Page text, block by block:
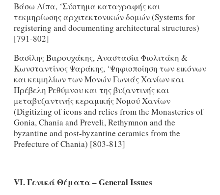
Βάσω Λίπα, ‘Σύστημα καταγραφής και
τεκμηρίωσης αρχιτεκτονικών δομών (Systems for
registering and documenting architectural structures)
[791-802]
Βασίλης Βαρουχάκης, Αναστασία Φιολιτάκη &
Κωνσταντίνος Ψαράκης, ‘Ψηφιοποίηση των εικόνων
και κειμηλίων των Μονών Γωνιάς Χανίων και
Πρέβελη Ρεθύμνου και της βυζαντινής και
μεταβυζαντινής κεραμικής Νομού Χανίων
(Digitizing of icons and relics from the Monasteries of
Gonia, Chania and Preveli, Rethymnon and the
byzantine and post-byzantine ceramics from the
Prefecture of Chania) [803-813]
VI.Γενικά Θέματα –GeneralIssues